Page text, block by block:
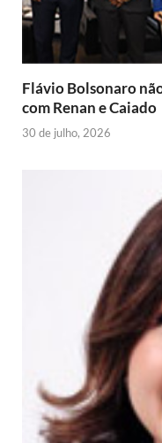
Flávio Bolsonaro
com Renan e Caiado
30 de julho, 2026